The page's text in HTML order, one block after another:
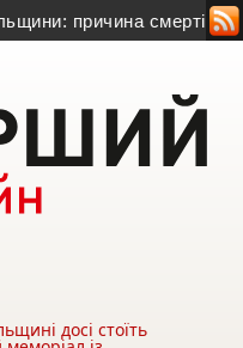
смерті – гостра
досі стоїть